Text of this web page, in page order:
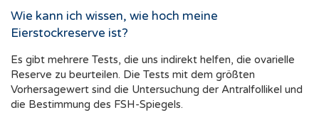
Wie kann ich wissen, wie hoch meine
Eierstockreserve ist?
Es gibt mehrere Tests, die uns indirekt helfen, die ovarielle
Reserve zu beurteilen. Die Tests mit dem größten
Vorhersagewert sind die Untersuchung der Antralfollikel und
die Bestimmung des FSH-Spiegels.